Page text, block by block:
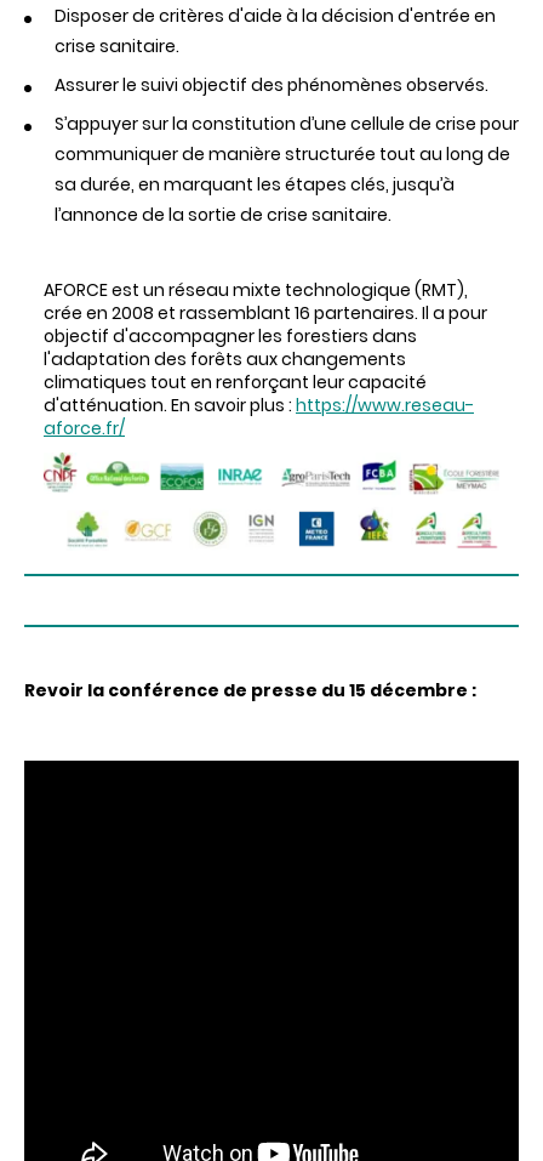
Disposer de critères d'aide à la décision d'entrée en
crise sanitaire.
Assurer le suivi objectif des phénomènes observés.
S’appuyer sur la constitution d’une cellule de crise pour
communiquer de manière structurée tout au long de
sa durée, en marquant les étapes clés, jusqu’à
l’annonce de la sortie de crise sanitaire.
AFORCE est un réseau mixte technologique (RMT),
crée en 2008 et rassemblant 16 partenaires. Il a pour
objectif d'accompagner les forestiers dans
l'adaptation des forêts aux changements
climatiques tout en renforçant leur capacité
d'atténuation. En savoir plus : https://www.reseau-
aforce.fr/
www.foretpriveefrancaise.com
(12 €TTC hors frais
de port). Il peut être consulté en ligne jusqu’au
Revoir la conférence de presse du 15 décembre :